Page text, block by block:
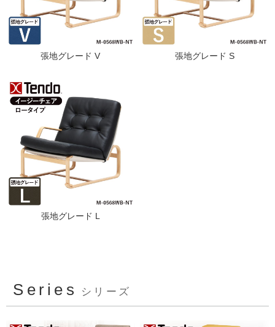
張地グレード V 張地グレード S
張地グレード L
Series シリーズ